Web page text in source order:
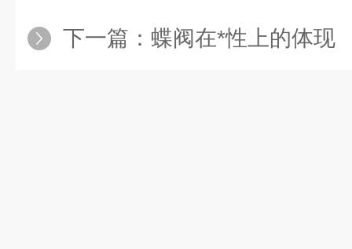
下一篇： 蝶阀在*性上的体现